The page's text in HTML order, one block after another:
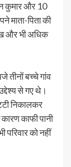
कुमार और 10
माता-पिता की
और भी अधिक
तीनों बच्चे गांव
से गए थे।
निकालकर
काफी पानी
परिवार को नहीं